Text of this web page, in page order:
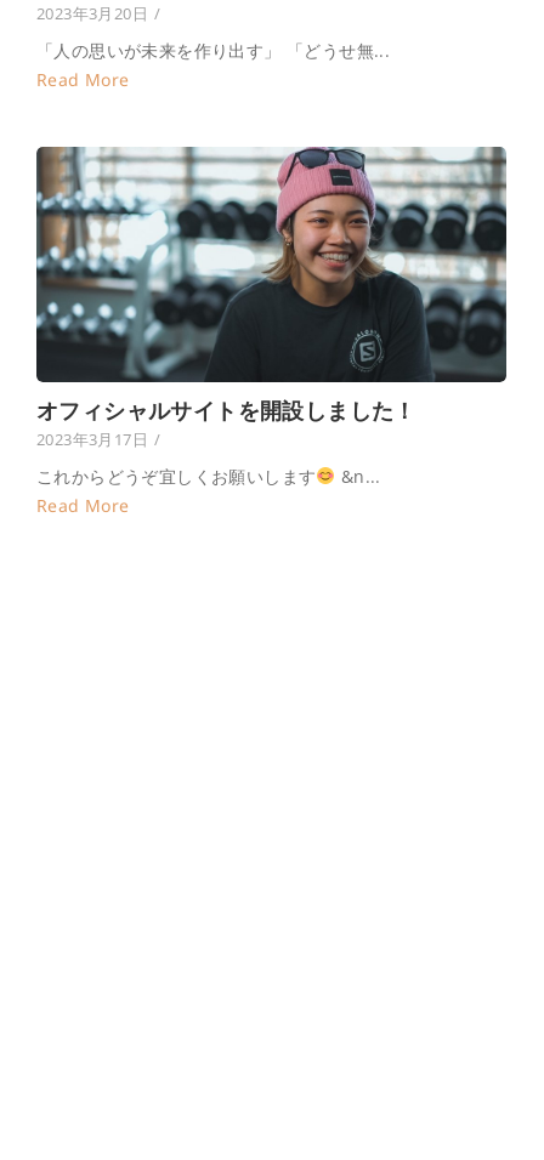
2023年3月20日 /
「人の思いが未来を作り出す」 「どうせ無...
Read More
オフィシャルサイトを開設しました！
2023年3月17日 /
これからどうぞ宜しくお願いします
&n...
Read More